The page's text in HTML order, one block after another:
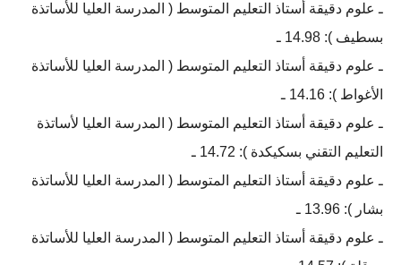
ـ علوم دقيقة أستاذ التعليم المتوسط ( المدرسة العليا للأساتذة
بسطيف ): 14.98 ـ
ـ علوم دقيقة أستاذ التعليم المتوسط ( المدرسة العليا للأساتذة
الأغواط ): 14.16 ـ
ـ علوم دقيقة أستاذ التعليم المتوسط ( المدرسة العليا لأساتذة
التعليم التقني بسكيكدة ): 14.72 ـ
ـ علوم دقيقة أستاذ التعليم المتوسط ( المدرسة العليا للأساتذة
بشار ): 13.96 ـ
ـ علوم دقيقة أستاذ التعليم المتوسط ( المدرسة العليا للأساتذة